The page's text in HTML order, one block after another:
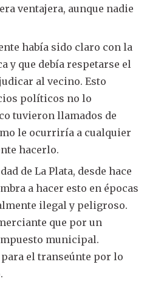
ventajera, aunque nadie
había sido claro con la
y que debía respetarse el
al vecino. Esto
políticos no lo
tuvieron llamados de
le ocurriría a cualquier
hacerlo.
de La Plata, desde hace
a hacer esto en épocas
ilegal y peligroso.
que por un
municipal.
el transeúnte por lo